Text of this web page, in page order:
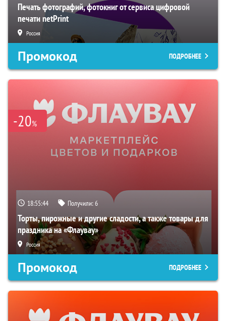
Печать фотографий, фотокниг от сервиса цифровой
печати netPrint
Россия
Промокод ПОДРОБНЕЕ
-20%
18:55:43 Получили:6
Торты, пирожные и другие сладости, а также товары для
праздника на «Флаувау»
Россия
Промокод ПОДРОБНЕЕ